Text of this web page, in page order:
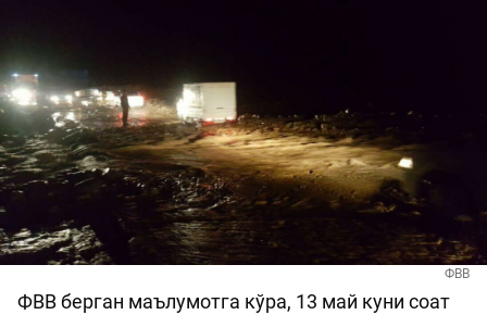
ФВВ
ФВВ берган маълумотга кўра, 13 май куни соат